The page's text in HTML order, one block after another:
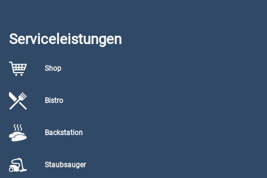
Serviceleistungen
Shop
Bistro
Backstation
Staubsauger